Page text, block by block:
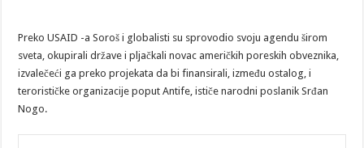
Preko USAID -a Soroš i globalisti su sprovodio svoju agendu širom
sveta, okupirali države i pljačkali novac američkih poreskih obveznika,
izvalečeći ga preko projekata da bi finansirali, između ostalog, i
terorističke organizacije poput Antife, ističe narodni poslanik Srđan
Nogo.